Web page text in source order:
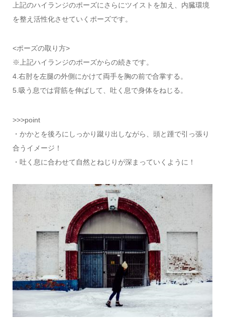
上記のハイランジのポーズにさらにツイストを加え、内臓環境
を整え活性化させていくポーズです。
<ポーズの取り方>
※上記ハイランジのポーズからの続きです。
4.右肘を左腿の外側にかけて両手を胸の前で合掌する。
5.吸う息では背筋を伸ばして、吐く息で身体をねじる。
>>>point
・かかとを後ろにしっかり蹴り出しながら、頭と踵で引っ張り
合うイメージ！
・吐く息に合わせて自然とねじりが深まっていくように！